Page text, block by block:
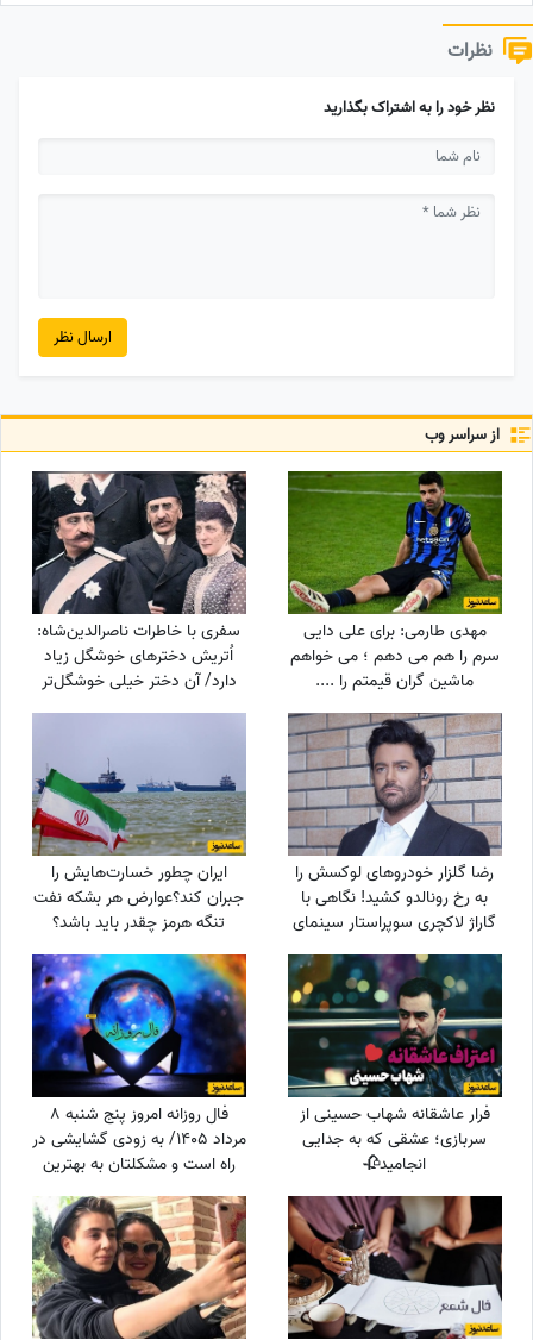
نظرات
نظر خود را به اشتراک بگذارید
ارسال نظر
از سراسر وب
مهدی طارمی: برای علی دایی
سرم را هم می دهم ؛ می خواهم
ماشین گران قیمتم را ....
سفری با خاطرات ناصرالدین‌شاه:
اُتریش دخترهای خوشگل زیاد
دارد/ آن دختر خیلی‌ خوشگل‌تر
مردم ملتفت شدند، خندیدند!
رضا گلزار خودروهای لوکسش را
به رخ رونالدو کشید! نگاهی با
گاراژ لاکچری سوپراستار سینمای
ایران چطور خسارت‌هایش را
جبران کند؟عوارض هر بشکه نفت
تنگه هرمز چقدر باید باشد؟
فرار عاشقانه شهاب حسینی از
سربازی؛ عشقی که به جدایی
انجامید🥀
فال روزانه امروز پنج شنبه 8
مرداد 1405/ به زودی گشایشی در
راه است و مشکلتان به بهترین